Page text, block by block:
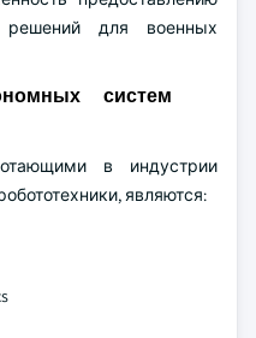
решений для военных
систем
в индустрии
являются: